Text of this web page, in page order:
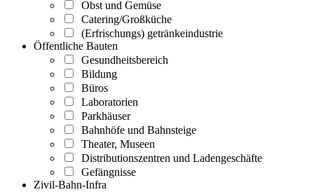
Obst und Gemüse
Catering/Großküche
(Erfrischungs) getränkeindustrie
Öffentliche Bauten
Gesundheitsbereich
Bildung
Büros
Laboratorien
Parkhäuser
Bahnhöfe und Bahnsteige
Theater, Museen
Distributionszentren und Ladengeschäfte
Gefängnisse
Zivil-Bahn-Infra